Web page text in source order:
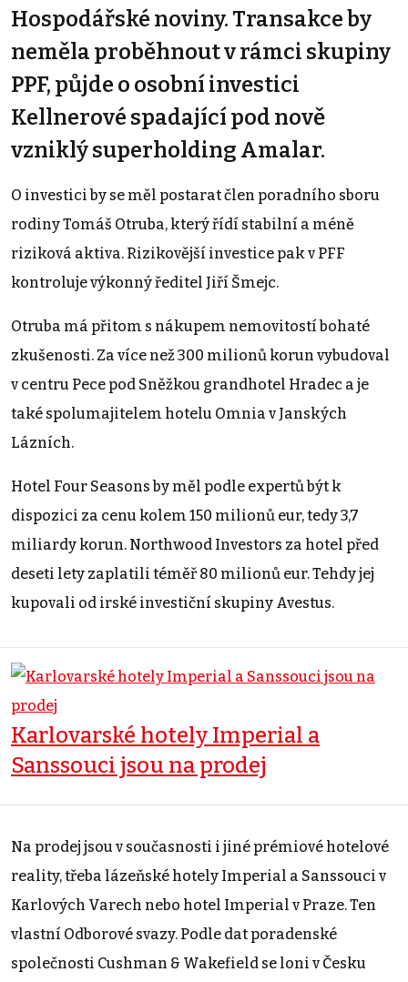
Hospodářské noviny. Transakce by
neměla proběhnout v rámci skupiny
PPF, půjde o osobní investici
Kellnerové spadající pod nově
vzniklý superholding Amalar.
O investici by se měl postarat člen poradního sboru
rodiny Tomáš Otruba, který řídí stabilní a méně
riziková aktiva. Rizikovější investice pak v PFF
kontroluje výkonný ředitel Jiří Šmejc.
Otruba má přitom s nákupem nemovitostí bohaté
zkušenosti. Za více než 300 milionů korun vybudoval
v centru Pece pod Sněžkou grandhotel Hradec a je
také spolumajitelem hotelu Omnia v Janských
Lázních.
Hotel Four Seasons by měl podle expertů být k
dispozici za cenu kolem 150 milionů eur, tedy 3,7
miliardy korun. Northwood Investors za hotel před
deseti lety zaplatili téměř 80 milionů eur. Tehdy jej
kupovali od irské investiční skupiny Avestus.
Karlovarské hotely Imperial a
Sanssouci jsou na prodej
Na prodej jsou v současnosti i jiné prémiové hotelové
reality, třeba lázeňské hotely Imperial a Sanssouci v
Karlových Varech nebo hotel Imperial v Praze. Ten
vlastní Odborové svazy. Podle dat poradenské
společnosti Cushman & Wakefield se loni v Česku